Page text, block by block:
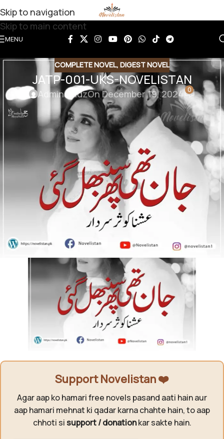
Skip to navigation
Skip to main content
MENU
COMPLETE NOVEL, DIGEST NOVEL
JATP-001-UKS-NOVELISTAN
Admin SadzOn December 19, 2024 0
JATP-001-UKS-NOVELISTAN
Jaan Thi Phir Sanbhal Gai By Ushna Kusar
Sardar
Download Link
Support Novelistan ❤️
Agar aap ko hamari free novels pasand aati hain aur
aap hamari mehnat ki qadar karna chahte hain, to aap
chhoti si support / donationkar sakte hain.